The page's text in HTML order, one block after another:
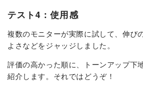
テスト4：使用感
複数のモニターが実際に試して、伸び
よさなどをジャッジしました。
評価の高かった順に、トーンアップ下
紹介します。それではどうぞ！